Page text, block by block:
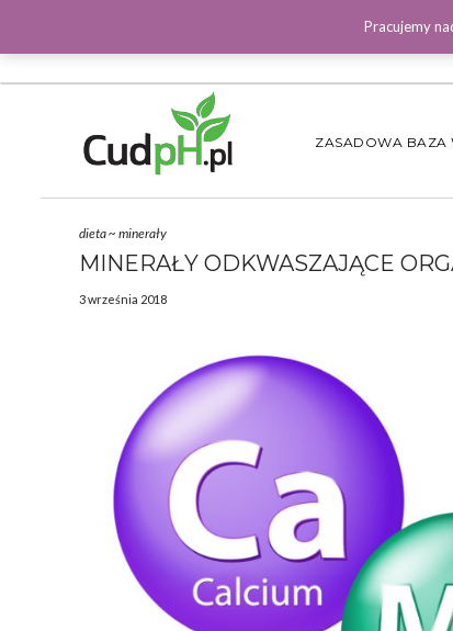
ZASADOWA BAZA
dieta~ minerały
MINERAŁY ODKWASZAJĄCE
3 września 2018
Pracujemy